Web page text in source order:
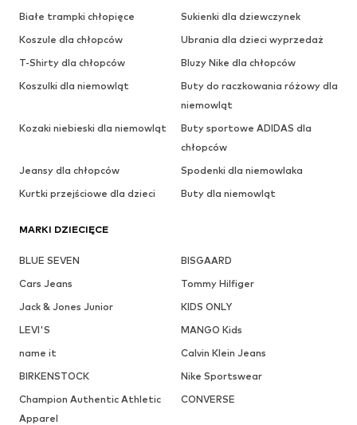
Białe trampki chłopięce
Sukienki dla dziewczynek
Koszule dla chłopców
Ubrania dla dzieci wyprzedaż
T-Shirty dla chłopców
Bluzy Nike dla chłopców
Koszulki dla niemowląt
Buty do raczkowania różowy dla
niemowląt
Kozaki niebieski dla niemowląt
Buty sportowe ADIDAS dla
chłopców
Jeansy dla chłopców
Spodenki dla niemowlaka
Kurtki przejściowe dla dzieci
Buty dla niemowląt
MARKI DZIECIĘCE
BLUE SEVEN
BISGAARD
Cars Jeans
Tommy Hilfiger
Jack & Jones Junior
KIDS ONLY
LEVI'S
MANGO Kids
name it
Calvin Klein Jeans
BIRKENSTOCK
Nike Sportswear
Champion Authentic Athletic
Apparel
CONVERSE